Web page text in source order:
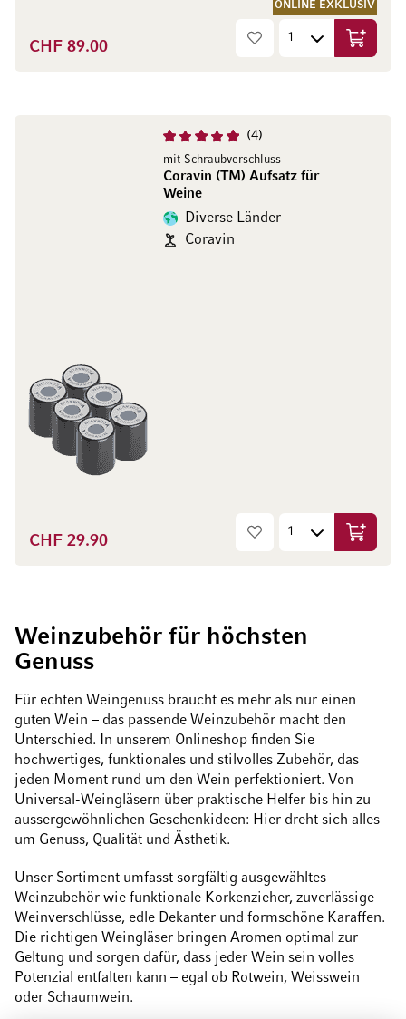
ONLINE EXKLUSIV
CHF 89.00 In den
4
mit Schraubverschluss
Coravin (TM) Aufsatz für
Weine
Diverse Länder
Coravin
CHF 29.90 In den
Weinzubehör für höchsten
Genuss
Für echten Weingenuss braucht es mehr als nur einen
guten Wein – das passende Weinzubehör macht den
Unterschied. In unserem Onlineshop finden Sie
hochwertiges, funktionales und stilvolles Zubehör, das
jeden Moment rund um den Wein perfektioniert. Von
Universal-Weingläsern über praktische Helfer bis hin zu
aussergewöhnlichen Geschenkideen: Hier dreht sich alles
um Genuss, Qualität und Ästhetik.
Unser Sortiment umfasst sorgfältig ausgewähltes
Weinzubehör wie funktionale Korkenzieher, zuverlässige
Weinverschlüsse, edle Dekanter und formschöne Karaffen.
Die richtigen Weingläser bringen Aromen optimal zur
Geltung und sorgen dafür, dass jeder Wein sein volles
Potenzial entfalten kann – egal ob Rotwein, Weisswein
oder Schaumwein.